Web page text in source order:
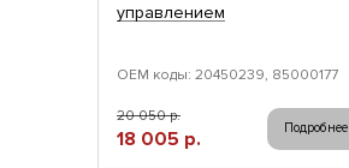
управлением
ОЕМ коды: 20450239, 85000177
20 050 р.
18 005 р. Подробнее